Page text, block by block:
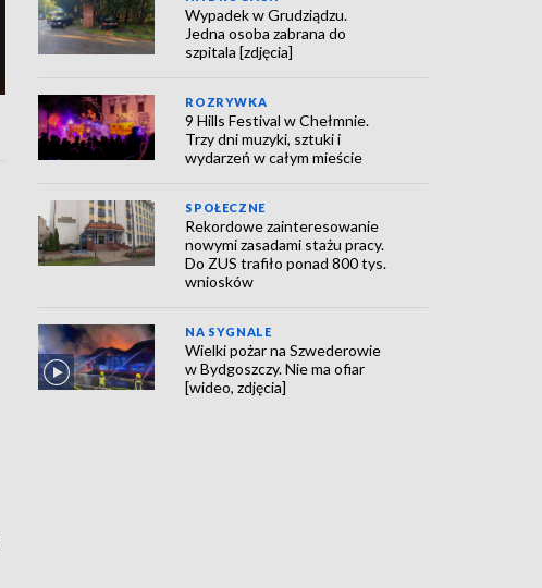
Wypadek w Grudziądzu.
Jedna osoba zabrana do
szpitala [zdjęcia]
ROZRYWKA
9 Hills Festival w Chełmnie.
Trzy dni muzyki, sztuki i
wydarzeń w całym mieście
SPOŁECZNE
Rekordowe zainteresowanie
nowymi zasadami stażu pracy.
Do ZUS trafiło ponad 800 tys.
wniosków
NA SYGNALE
Wielki pożar na Szwederowie
w Bydgoszczy. Nie ma ofiar
[wideo, zdjęcia]